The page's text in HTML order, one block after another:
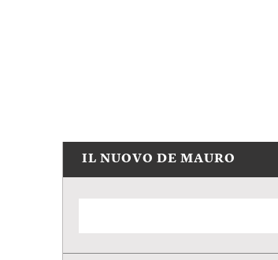
IL NUOVO DE MAURO